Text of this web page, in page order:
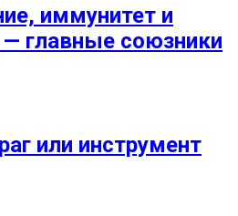
иммунитет и
главные союзники
или инструмент